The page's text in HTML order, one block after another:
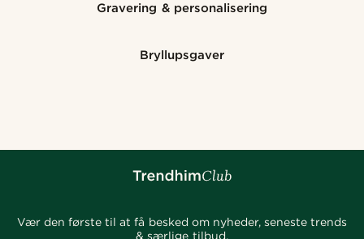
Gravering & personalisering
Bryllupsgaver
Vær den første til at få besked om nyheder, seneste trends
& særlige tilbud.